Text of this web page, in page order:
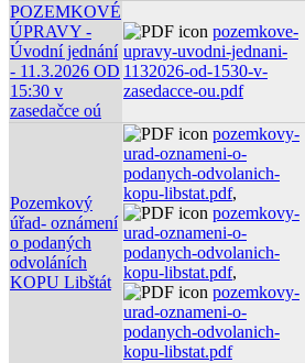
POZEMKOVÉ
ÚPRAVY -
Úvodní jednání
- 11.3.2026 OD
15:30 v
zasedačce oú
pozemkove-
upravy-uvodni-jednani-
1132026-od-1530-v-
zasedacce-ou.pdf
Pozemkový
úřad- oznámení
o podaných
odvoláních
KOPU Libštát
pozemkovy-
urad-oznameni-o-
podanych-odvolanich-
kopu-libstat.pdf,
pozemkovy-
urad-oznameni-o-
podanych-odvolanich-
kopu-libstat.pdf,
pozemkovy-
urad-oznameni-o-
podanych-odvolanich-
kopu-libstat.pdf